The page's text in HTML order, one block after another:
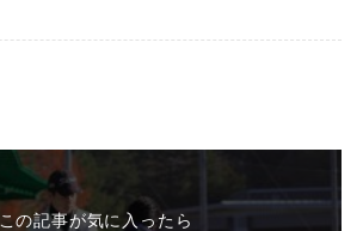
この記事が気に入ったら